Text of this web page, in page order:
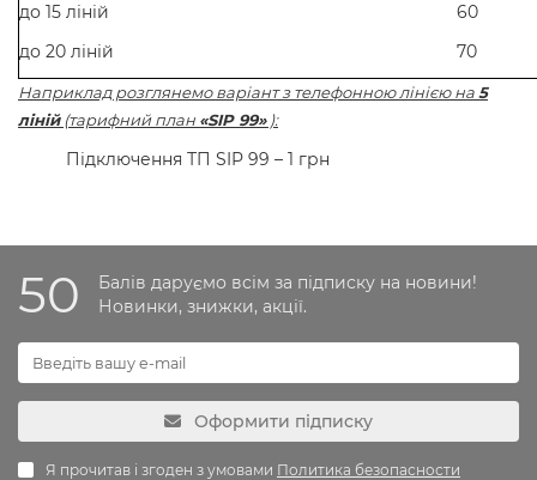
до 15 ліній
60
до 20 ліній
70
Наприклад розглянемо варіант з телефонною лінією на5
ліній(тарифний план «SIP 99»):
Підключення ТП SIP 99 – 1 грн
50
Балів даруємо всім за підписку на новини!
Новинки, знижки, акції.
Оформити підписку
Я прочитав і згоден з умовами Политика безопасности